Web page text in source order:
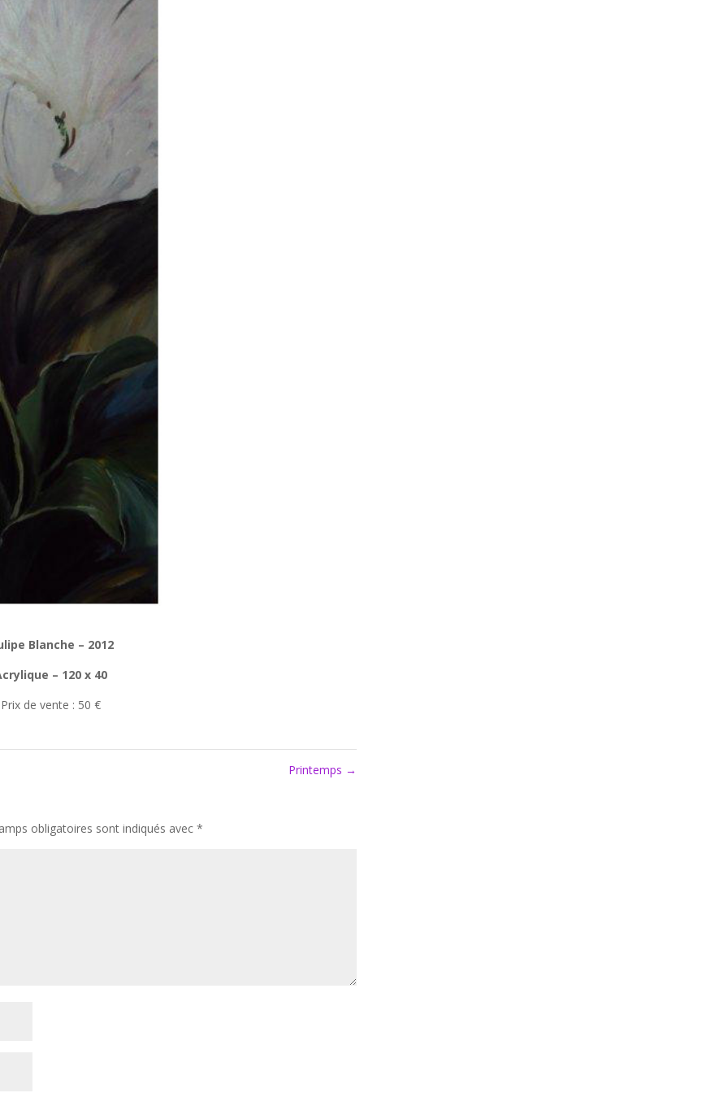
Blanche – 2012
– 120 x 40
Prix de vente : 50 €
Printemps →
obligatoires sont indiqués avec*